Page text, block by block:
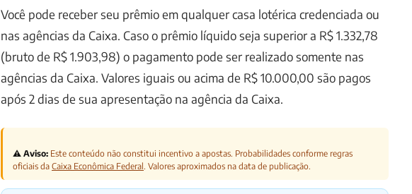
Você pode receber seu prêmio em qualquer casa lotérica credenciada ou
nas agências da Caixa. Caso o prêmio líquido seja superior a R$ 1.332,78
(bruto de R$ 1.903,98) o pagamento pode ser realizado somente nas
agências da Caixa. Valores iguais ou acima de R$ 10.000,00 são pagos
após 2 dias de sua apresentação na agência da Caixa.
⚠️ Aviso: Este conteúdo não constitui incentivo a apostas. Probabilidades conforme regras
oficiais da Caixa Econômica Federal. Valores aproximados na data de publicação.